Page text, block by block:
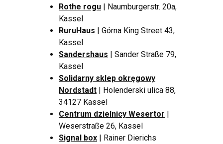
Rothe rogu | Naumburgerstr. 20a,
Kassel
RuruHaus | Górna King Street 43,
Kassel
Sandershaus | Sander Straße 79,
Kassel
Solidarny sklep okręgowy
Nordstadt | Holenderski ulica 88,
34127 Kassel
Centrum dzielnicy Wesertor |
Weserstraße 26, Kassel
Signal box | Rainer Dierichs